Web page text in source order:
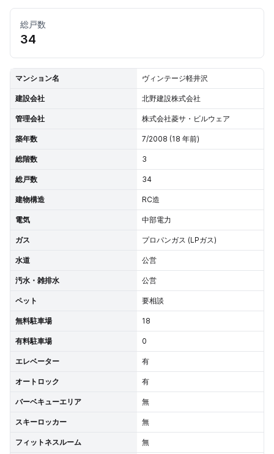
総戸数
34
マンション名 ヴィンテージ軽井沢
建設会社 北野建設株式会社
管理会社 株式会社菱サ・ビルウェア
築年数 7/2008 (18 年前)
総階数 3
総戸数 34
建物構造 RC造
電気 中部電力
ガス プロパンガス (LPガス)
水道 公営
汚水・雑排水 公営
ペット 要相談
無料駐車場 18
有料駐車場 0
エレベーター 有
オートロック 有
バーベキューエリア 無
スキーロッカー 無
フィットネスルーム 無